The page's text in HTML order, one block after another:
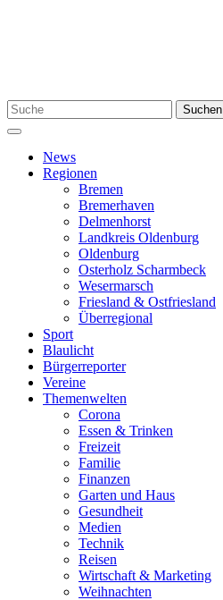
Suchen
nach:
Suchen
Menü
News
Regionen
Bremen
Bremerhaven
Delmenhorst
Landkreis Oldenburg
Oldenburg
Osterholz Scharmbeck
Wesermarsch
Friesland & Ostfriesland
Überregional
Sport
Blaulicht
Bürgerreporter
Vereine
Themenwelten
Corona
Essen & Trinken
Freizeit
Familie
Finanzen
Garten und Haus
Gesundheit
Medien
Technik
Reisen
Wirtschaft & Marketing
Weihnachten